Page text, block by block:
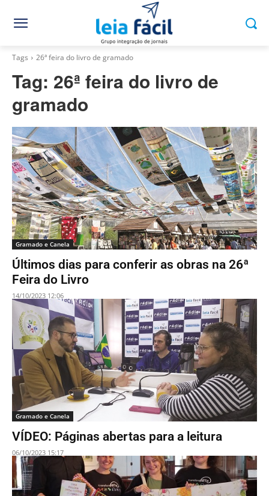
Tags 26ª feira do livro de gramado
Tag: 26ª feira do livro de
gramado
Gramado e Canela
Últimos dias para conferir as obras na 26ª
Feira do Livro
14/10/2023 12:06
Gramado e Canela
VÍDEO: Páginas abertas para a leitura
06/10/2023 15:17